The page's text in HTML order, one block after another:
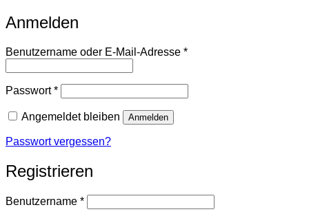
Anmelden
Benutzername oder E-Mail-Adresse *Erforderlich
Passwort*Erforderlich
Angemeldet bleiben Anmelden
Passwort vergessen?
Registrieren
Benutzername *Erforderlich